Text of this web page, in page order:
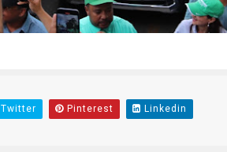
Twitter Pinterest Linkedin